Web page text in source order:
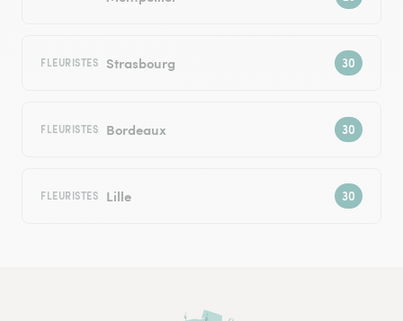
FLEURISTES Strasbourg
FLEURISTES Bordeaux
FLEURISTES Lille